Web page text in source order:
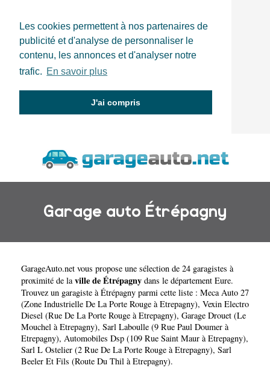
Les cookies permettent à nos partenaires de
publicité et d'analyse de personnaliser le
contenu, les annonces et d'analyser notre
trafic. En savoir plus
J'ai compris
Garage auto Étrépagny
GarageAuto.net vous propose une sélection de 24 garagistes à
proximité de laville de Étrépagny dans le département Eure.
Trouvez un garagiste à Étrépagny parmi cette liste : Meca Auto 27
(Zone Industrielle De La Porte Rouge à Etrepagny), Vexin Electro
Diesel (Rue De La Porte Rouge à Etrepagny), Garage Drouet (Le
Mouchel à Etrepagny), Sarl Laboulle (9 Rue Paul Doumer à
Etrepagny), Automobiles Dsp (109 Rue Saint Maur à Etrepagny),
Sarl L Ostelier (2 Rue De La Porte Rouge à Etrepagny), Sarl
Beeler Et Fils (Route Du Thil à Etrepagny).